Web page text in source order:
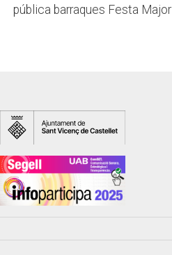
pública barraques Festa Major